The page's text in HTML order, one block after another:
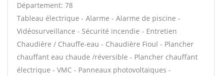
Département: 78
Tableau électrique - Alarme - Alarme de piscine -
Vidéosurveillance - Sécurité incendie - Entretien
Chaudière / Chauffe-eau - Chaudière Fioul - Plancher
chauffant eau chaude /réversible - Plancher chauffant
électrique - VMC - Panneaux photovoltaïques -